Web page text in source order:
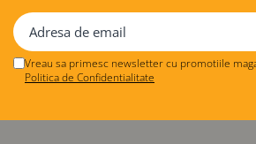
Vreau sa primesc newsletter cu promotiile
Politica de Confidentialitate